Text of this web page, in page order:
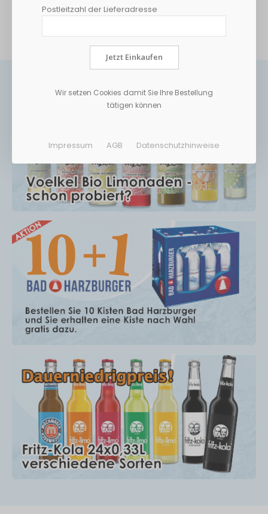
MEHR INFORMATIONEN
Postleitzahl der Lieferadresse
Jetzt Einkaufen
Wir setzen Cookies damit Sie Ihre Bestellung
tätigen können
Impressum AGB Datenschutzhinweise